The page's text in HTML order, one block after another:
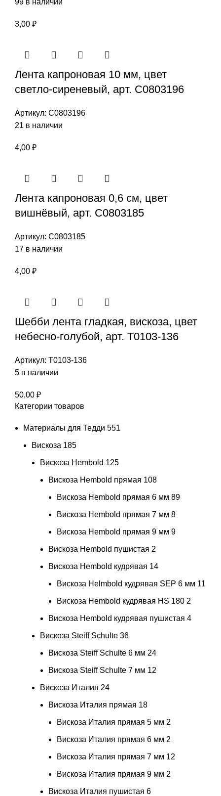
3,00 ₽
Лента капроновая 10 мм, цвет
светло-сиреневый, арт. С0803196
Артикул: С0803196
21 в наличии
4,00 ₽
Лента капроновая 0,6 см, цвет
вишнёвый, арт. С0803185
Артикул: С0803185
17 в наличии
4,00 ₽
Шебби лента гладкая, вискоза, цвет
небесно-голубой, арт. Т0103-136
Артикул: Т0103-136
5 в наличии
50,00 ₽
Категории товаров
Материалы для Тедди 551
Вискоза 185
Вискоза Hembold 125
Вискоза Hembold прямая 108
Вискоза Hembold прямая 6 мм 89
Вискоза Hembold прямая 7 мм 8
Вискоза Hembold прямая 9 мм 9
Вискоза Hembold пушистая 2
Вискоза Hembold кудрявая 14
Вискоза Helmbold кудрявая SEP 6 мм 11
Вискоза Hembold кудрявая HS 180 2
Вискоза Hembold кудрявая пушистая 4
Вискоза Steiff Schulte 36
Вискоза Steiff Schulte 6 мм 24
Вискоза Steiff Schulte 7 мм 12
Вискоза Италия 24
Вискоза Италия прямая 18
Вискоза Италия прямая 5 мм 2
Вискоза Италия прямая 6 мм 2
Вискоза Италия прямая 7 мм 12
Вискоза Италия прямая 9 мм 2
Вискоза Италия пушистая 6